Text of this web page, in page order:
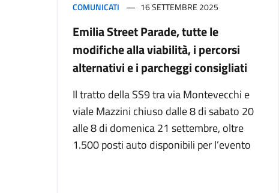
COMUNICATI 16 SETTEMBRE 2025
Emilia Street Parade, tutte le
modifiche alla viabilità, i percorsi
alternativi e i parcheggi consigliati
Il tratto della SS9 tra via Montevecchi e
viale Mazzini chiuso dalle 8 di sabato 20
alle 8 di domenica 21 settembre, oltre
1.500 posti auto disponibili per l’evento